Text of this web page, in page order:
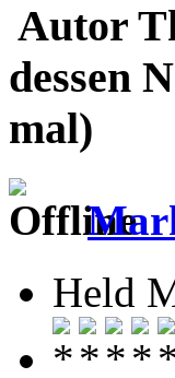
Autor
dessen
mal)
Held